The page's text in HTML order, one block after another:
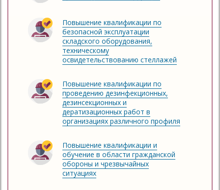
Повышение квалификации по
безопасной эксплуатации
складского оборудования,
техническому
освидетельствованию стеллажей
Повышение квалификации по
проведению дезинфекционных,
дезинсекционных и
дератизационных работ в
организациях различного профиля
Повышение квалификации и
обучение в области гражданской
обороны и чрезвычайных
ситуациях